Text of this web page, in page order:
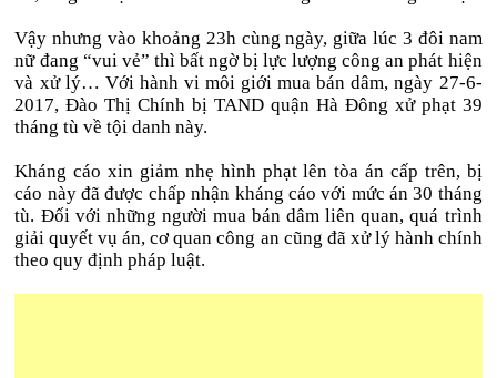
Vậy nhưng vào khoảng 23h cùng ngày, giữa lúc 3 đôi nam
nữ đang “vui vẻ” thì bất ngờ bị lực lượng công an phát hiện
và xử lý… Với hành vi môi giới mua bán dâm, ngày 27-6-
2017, Đào Thị Chính bị TAND quận Hà Đông xử phạt 39
tháng tù về tội danh này.
Kháng cáo xin giảm nhẹ hình phạt lên tòa án cấp trên, bị
cáo này đã được chấp nhận kháng cáo với mức án 30 tháng
tù. Đối với những người mua bán dâm liên quan, quá trình
giải quyết vụ án, cơ quan công an cũng đã xử lý hành chính
theo quy định pháp luật.